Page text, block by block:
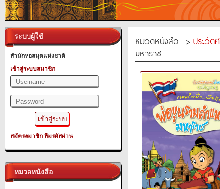
ระบบผู้ใช้
สำนักหอสมุดแห่งชาติ
เข้าสู่ระบบสมาชิก
สมัครสมาชิก ลืมรหัสผ่าน
หมวดหนังสือ
หมวดหนังสือ -> ประวัติ
มหาราช